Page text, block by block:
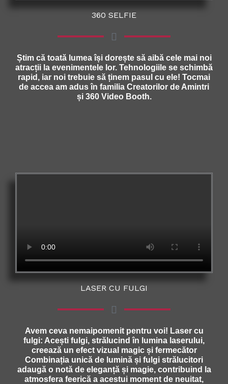
360 SELFIE
Știm că toată lumea își dorește să aibă cele mai noi
atracții la evenimentele lor. Tehnologiile se schimbă
rapid, iar noi trebuie să ținem pasul cu ele! Tocmai
de accea am adus în familia Creatorilor de Amintri
și 360 Video Booth.
LASER CU FULGI
Avem ceva nemaipomenit pentru voi! Laser cu
fulgi: Acești fulgi, strălucind în lumina laserului,
creează un efect vizual magic și fermecător
Combinația unică de lumină și fulgi strălucitori
adaugă o notă de eleganță și magie, contribuind la
atmosfera feerică a acestui moment de neuitat,